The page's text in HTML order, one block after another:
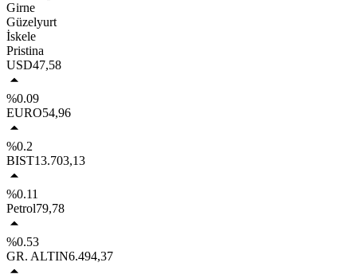
Girne
Güzelyurt
İskele
Pristina
USD47,58
%0.09
EURO54,96
%0.2
BIST13.703,13
%0.11
Petrol79,78
%0.53
GR. ALTIN6.494,37